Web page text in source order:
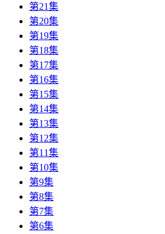
第21集
第20集
第19集
第18集
第17集
第16集
第15集
第14集
第13集
第12集
第11集
第10集
第9集
第8集
第7集
第6集